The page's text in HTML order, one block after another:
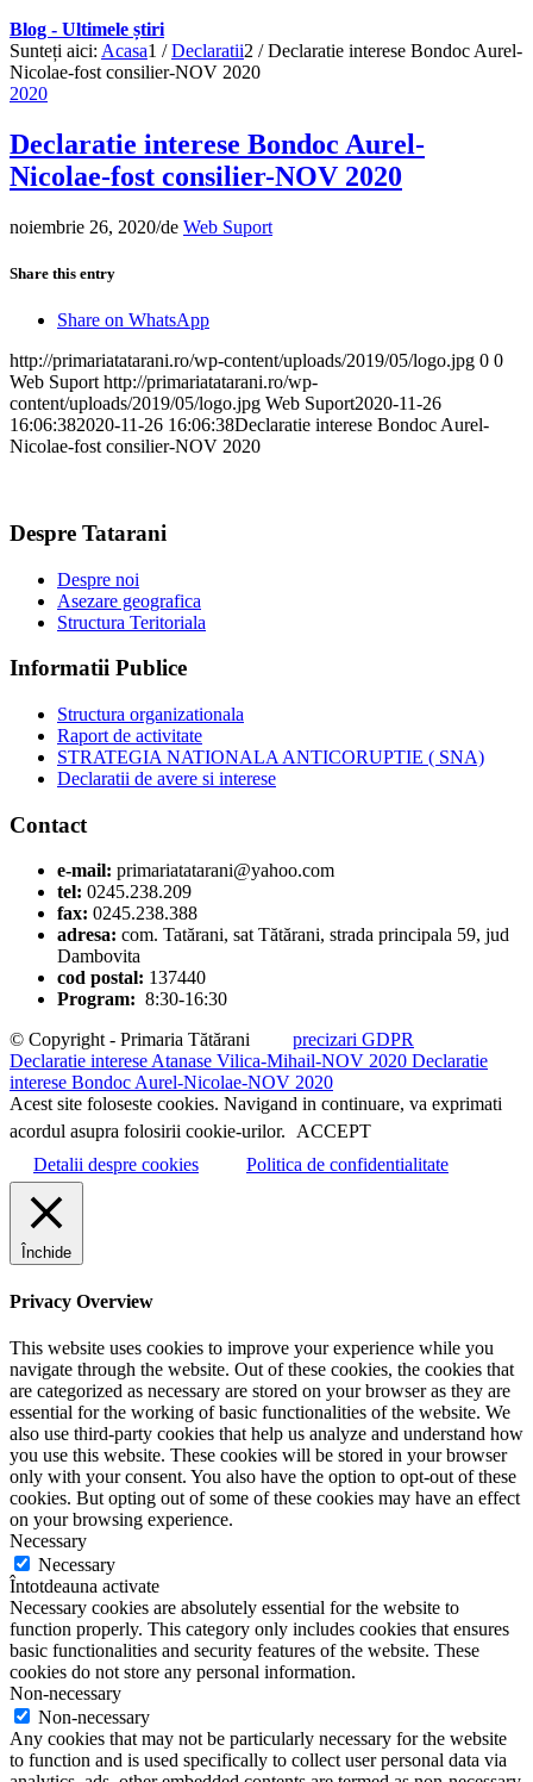
Blog - Ultimele știri
Sunteți aici: Acasa1 / Declaratii2 / Declaratie interese Bondoc Aurel-
Nicolae-fost consilier-NOV 2020
2020
Declaratie interese Bondoc Aurel-
Nicolae-fost consilier-NOV 2020
noiembrie 26, 2020/de Web Suport
Share this entry
Share on WhatsApp
http://primariatatarani.ro/wp-content/uploads/2019/05/logo.jpg 0 0
Web Suport http://primariatatarani.ro/wp-
content/uploads/2019/05/logo.jpg Web Suport2020-11-26
16:06:382020-11-26 16:06:38Declaratie interese Bondoc Aurel-
Nicolae-fost consilier-NOV 2020
Despre Tatarani
Despre noi
Asezare geografica
Structura Teritoriala
Informatii Publice
Structura organizationala
Raport de activitate
STRATEGIA NATIONALA ANTICORUPTIE ( SNA)
Declaratii de avere si interese
Contact
e-mail: primariatatarani@yahoo.com
tel: 0245.238.209
fax: 0245.238.388
adresa: com. Tatărani, sat Tătărani, strada principala 59, jud
Dambovita
cod postal: 137440
Program: 8:30-16:30
© Copyright - Primaria Tătărani precizari GDPR
Declaratie interese Atanase Vilica-Mihail-NOV 2020 Declaratie
interese Bondoc Aurel-Nicolae-NOV 2020
Acest site foloseste cookies. Navigand in continuare, va exprimati
acordul asupra folosirii cookie-urilor. ACCEPT
Detalii despre cookies
Politica de confidentialitate
Închide
Privacy Overview
This website uses cookies to improve your experience while you
navigate through the website. Out of these cookies, the cookies that
are categorized as necessary are stored on your browser as they are
essential for the working of basic functionalities of the website. We
also use third-party cookies that help us analyze and understand how
you use this website. These cookies will be stored in your browser
only with your consent. You also have the option to opt-out of these
cookies. But opting out of some of these cookies may have an effect
on your browsing experience.
Necessary
Necessary
Întotdeauna activate
Necessary cookies are absolutely essential for the website to
function properly. This category only includes cookies that ensures
basic functionalities and security features of the website. These
cookies do not store any personal information.
Non-necessary
Non-necessary
Any cookies that may not be particularly necessary for the website
to function and is used specifically to collect user personal data via